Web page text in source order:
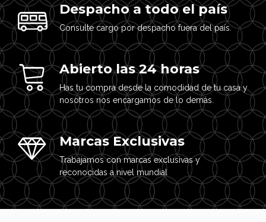
Despacho a todo el país
Consulte cargo por despacho fuera del país.
Abierto las 24 horas
Has tu compra desde la comodidad de tu casa y
nosotros nos encargamos de lo demás.
Marcas Exclusivas
Trabajamos con marcas exclusivas y
reconocidas a nivel mundial